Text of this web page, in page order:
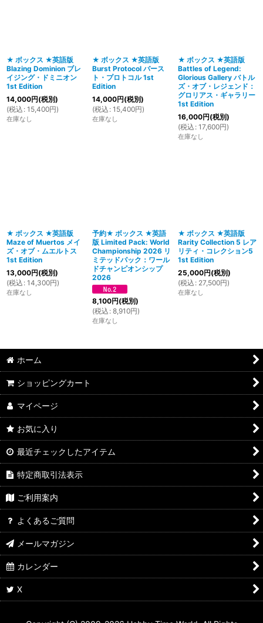
★ ボックス ★英語版
Blazing Dominion ブレ
イジング・ドミニオン
1st Edition
14,000円(税別)
(税込 : 15,400円)
在庫なし
★ ボックス ★英語版
Burst Protocol バース
ト・プロトコル 1st
Edition
14,000円(税別)
(税込 : 15,400円)
在庫なし
★ ボックス ★英語版
Battles of Legend:
Glorious Gallery バトル
ズ・オブ・レジェンド：
グロリアス・ギャラリー
1st Edition
16,000円(税別)
(税込 : 17,600円)
在庫なし
★ ボックス ★英語版
Maze of Muertos メイ
ズ・オブ・ムエルトス
1st Edition
13,000円(税別)
(税込 : 14,300円)
在庫なし
予約★ ボックス ★英語
版 Limited Pack: World
Championship 2026 リ
ミテッドパック：ワール
ドチャンピオンシップ
2026
8,100円(税別)
(税込 : 8,910円)
在庫なし
★ ボックス ★英語版
Rarity Collection 5 レア
リティ・コレクション5
1st Edition
25,000円(税別)
(税込 : 27,500円)
在庫なし
ホーム
ショッピングカート
マイページ
お気に入り
最近チェックしたアイテム
特定商取引法表示
ご利用案内
よくあるご質問
メールマガジン
カレンダー
X